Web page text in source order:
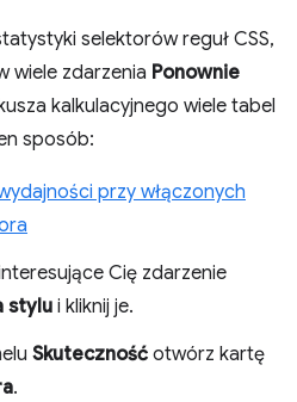
selektorów reguł CSS,
wiele zdarzenia Ponownie
kalkulacyjnego wiele tabel
sposób:
przy włączonych
Cię zdarzenie
stylu i kliknij je.
Skuteczność otwórz kartę
.